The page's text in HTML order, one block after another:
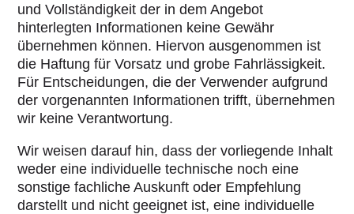
und Vollständigkeit der in dem Angebot
hinterlegten Informationen keine Gewähr
übernehmen können. Hiervon ausgenommen ist
die Haftung für Vorsatz und grobe Fahrlässigkeit.
Für Entscheidungen, die der Verwender aufgrund
der vorgenannten Informationen trifft, übernehmen
wir keine Verantwortung.
Wir weisen darauf hin, dass der vorliegende Inhalt
weder eine individuelle technische noch eine
sonstige fachliche Auskunft oder Empfehlung
darstellt und nicht geeignet ist, eine individuelle